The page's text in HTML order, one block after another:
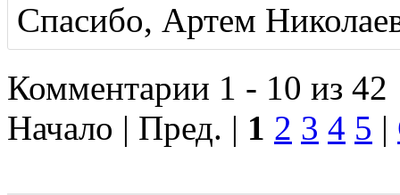
Спасибо, Артем
Комментарии 1 - 10 из 42
Начало | Пред. | 1 2 3 4 5 |